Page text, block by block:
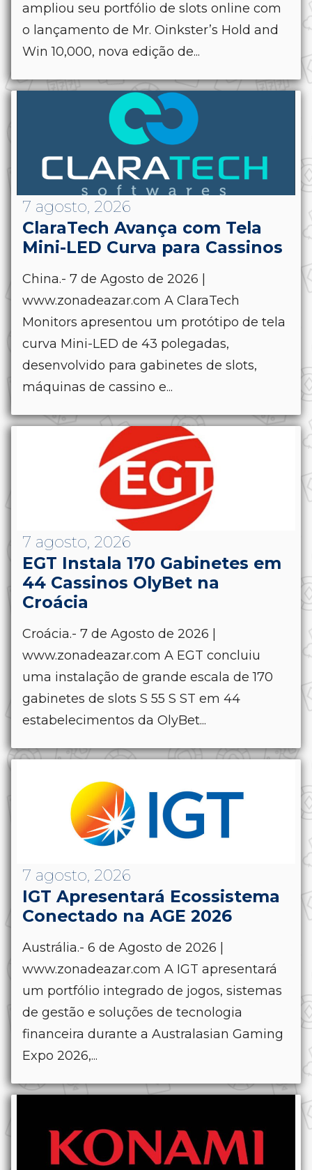
ampliou seu portfólio de slots online com
o lançamento de Mr. Oinkster’s Hold and
Win 10,000, nova edição de...
7 agosto, 2026
ClaraTech Avança com Tela
Mini-LED Curva para Cassinos
China.- 7 de Agosto de 2026 |
www.zonadeazar.com A ClaraTech
Monitors apresentou um protótipo de tela
curva Mini-LED de 43 polegadas,
desenvolvido para gabinetes de slots,
máquinas de cassino e...
7 agosto, 2026
EGT Instala 170 Gabinetes em
44 Cassinos OlyBet na
Croácia
Croácia.- 7 de Agosto de 2026 |
www.zonadeazar.com A EGT concluiu
uma instalação de grande escala de 170
gabinetes de slots S 55 S ST em 44
estabelecimentos da OlyBet...
7 agosto, 2026
IGT Apresentará Ecossistema
Conectado na AGE 2026
Austrália.- 6 de Agosto de 2026 |
www.zonadeazar.com A IGT apresentará
um portfólio integrado de jogos, sistemas
de gestão e soluções de tecnologia
financeira durante a Australasian Gaming
Expo 2026,...